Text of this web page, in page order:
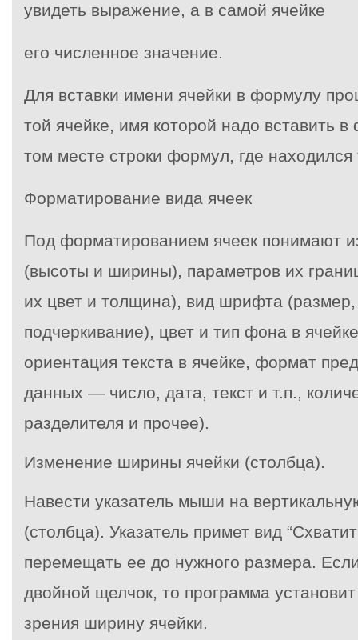
увидеть выражение, а в самой ячейке
его численное значение.
Для вставки имени ячейки в формулу
той ячейке, имя которой надо вставить
том месте строки формул, где находился
Форматирование вида ячеек
Под форматированием ячеек понимают
(высоты и ширины), параметров их
их цвет и толщина), вид шрифта (размер,
подчеркивание), цвет и тип фона в
ориентация текста в ячейке, формат
данных — число, дата, текст и т.п.,
разделителя и прочее).
Изменение ширины ячейки (столбца).
Навести указатель мыши на
(столбца). Указатель примет вид
перемещать ее до нужного размера.
двойной щелчок, то программа
зрения ширину ячейки.